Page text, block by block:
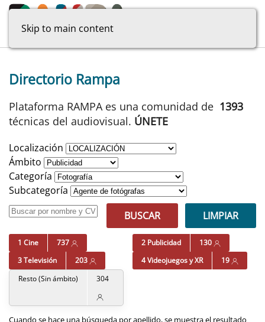
Skip to main content
Directorio Rampa
Plataforma RAMPA es una comunidad de 1393
técnicas del audiovisual. ÚNETE
Localización
Ámbito
Categoría
Subcategoría
BUSCAR
LIMPIAR
1 Cine 737 2 Publicidad
130
3 Televisión
203 4 Videojuegos y XR
19
Resto (Sin ámbito)
304
Cuando se hace una búsqueda por apellido, se muestra el resultado